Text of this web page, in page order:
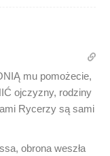
mu pomożecie,
ojczyzny, rodziny
Rycerzy są sami
obrona weszła